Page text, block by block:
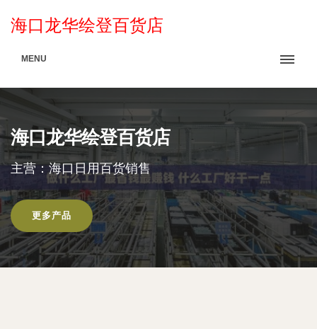
海口龙华绘登百货店
MENU
海口龙华绘登百货店
主营：海口日用百货销售
更多产品